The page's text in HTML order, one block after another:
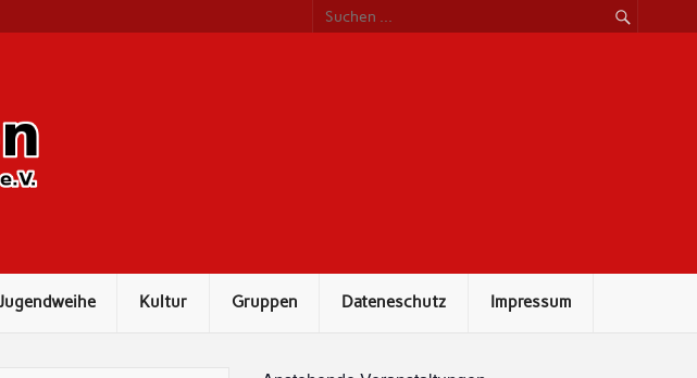
Jugendweihe Kultur Gruppen Dateneschutz Impressum